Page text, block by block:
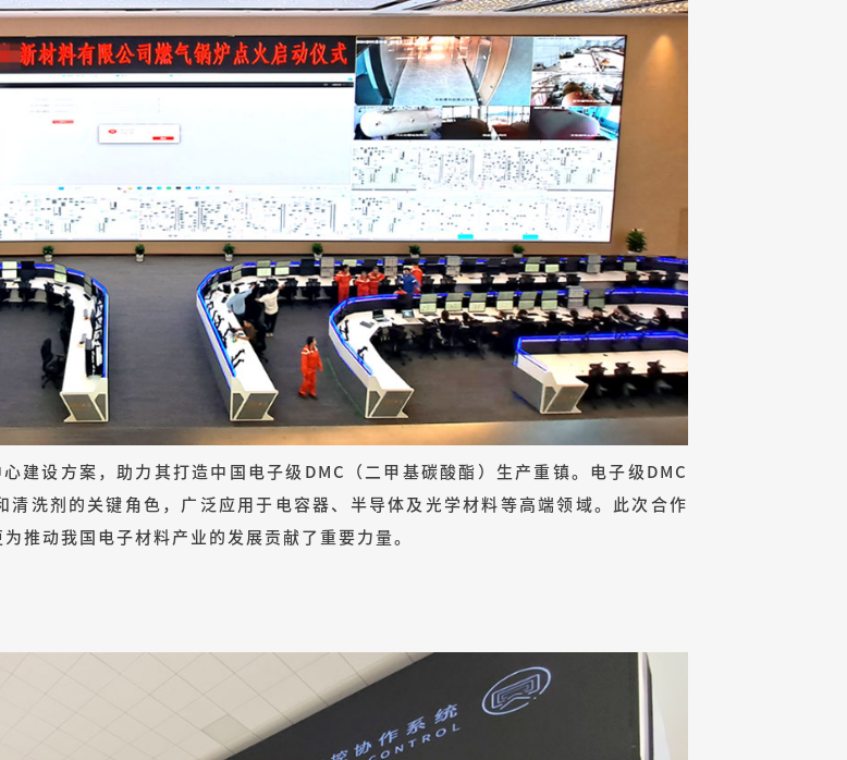
建设方案，助力其打造中国电子级DMC（二甲基碳酸酯）生产重镇。电子级DMC
洗剂的关键角色，广泛应用于电容器、半导体及光学材料等高端领域。此次合作
推动我国电子材料产业的发展贡献了重要力量。